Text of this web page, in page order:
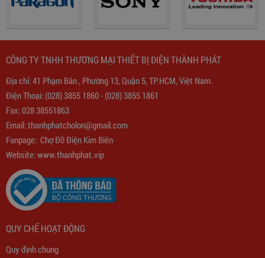
Biến Áp Đổi Nguồn DN020
775,000đ
CÔNG TY TNHH THƯƠNG MẠI THIẾT BỊ ĐIỆN THÀNH PHÁT
Địa chỉ: 41 Phạm Bân , Phường 13, Quận 5, TP.HCM, Việt Nam.
Điện Thoại: (028) 3855 1860- (028) 3855 1861
Fax: 028 38551863
Email:thanhphatcholon@gmail.com
Fanpage: Chợ Đồ Điện Kim Biên
Website: www.thanhphat.vip
QUY CHẾ HOẠT ĐỘNG
Quy định chung